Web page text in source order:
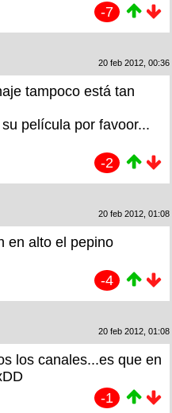
-7
20 feb 2012, 00:36
tampoco está tan
película por favoor...
-2
20 feb 2012, 01:08
en alto el pepino
-4
20 feb 2012, 01:08
los canales...es que en
-1